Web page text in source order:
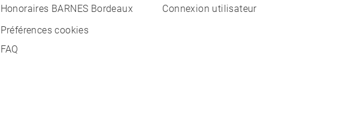
Honoraires BARNES Bordeaux
Préférences cookies
FAQ
Connexion utilisateur